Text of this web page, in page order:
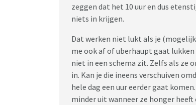
zeggen dat het 10 uur en dus
niets in krijgen.
Dat werken niet lukt als je
me ook af of uberhaupt gaat
niet in een schema zit. Zelfs als ze
in. Kan je die ineens verschuiven
hele dag een uur eerder gaat
minder uit wanneer ze honger heeft